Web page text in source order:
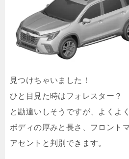
見つけちゃいました！
ひと目見た時はフォレスター？
と勘違いしそうですが、よくよ
ボディの厚みと長さ、フロント
アセントと判別できます。